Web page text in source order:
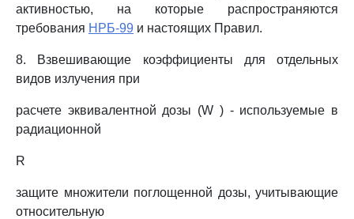
активностью, на которые распространяются
требования НРБ-99 и настоящих Правил.
8. Взвешивающие коэффициенты для отдельных
видов излучения при
расчете эквивалентной дозы (W ) - используемые в
радиационной
R
защите множители поглощенной дозы, учитывающие
относительную